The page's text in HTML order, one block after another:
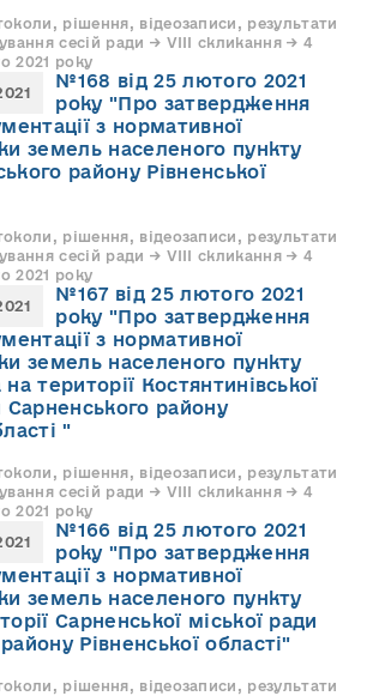
рішення, відеозаписи, результати
сесій ради → VIII скликання → 4
2021 року
№168 від 25 лютого 2021
року "Про затвердження
з нормативної
земель населеного пункту
району Рівненської
рішення, відеозаписи, результати
сесій ради → VIII скликання → 4
2021 року
№167 від 25 лютого 2021
року "Про затвердження
з нормативної
земель населеного пункту
на території Костянтинівської
Сарненського району
"
рішення, відеозаписи, результати
сесій ради → VIII скликання → 4
2021 року
№166 від 25 лютого 2021
року "Про затвердження
з нормативної
земель населеного пункту
Сарненської міської ради
Рівненської області"
рішення, відеозаписи, результати